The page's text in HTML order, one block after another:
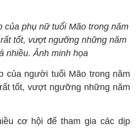
của phụ nữ tuổi Mão trong năm
tốt, vượt ngưỡng những năm
nhiều. Ảnh minh họa
của người tuổi Mão trong năm
tốt, vượt ngưỡng những năm
cơ hội để tham gia các dịp